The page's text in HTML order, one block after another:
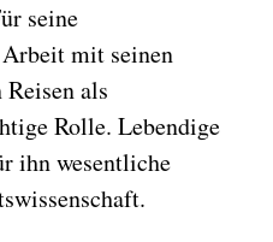
seine
mit seinen
als
Rolle. Lebendige
ihn wesentliche